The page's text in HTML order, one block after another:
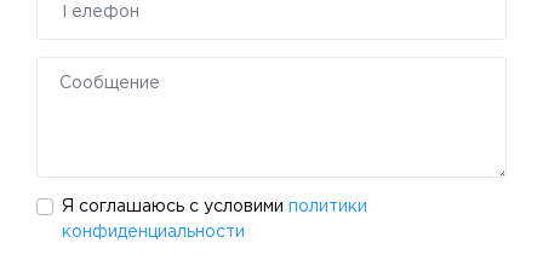
Я соглашаюсь с условими политики
конфиденциальности